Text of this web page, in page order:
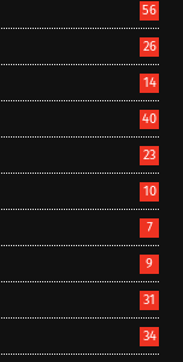
56
26
14
40
23
10
7
9
31
34